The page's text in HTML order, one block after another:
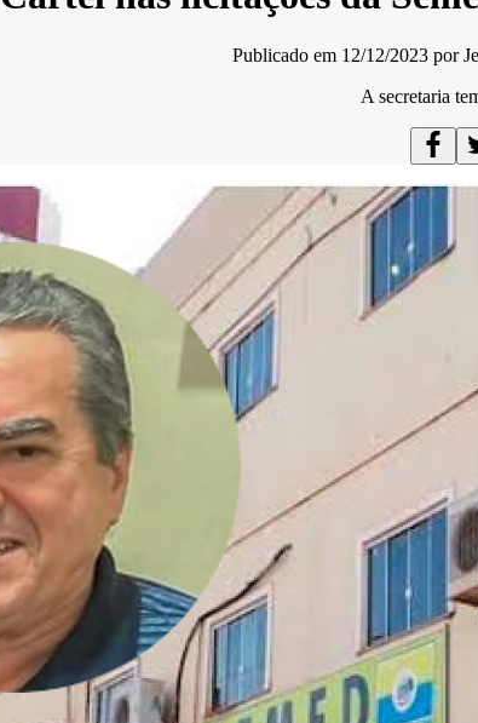
Publicado em 12/12/2023 por
A secretaria